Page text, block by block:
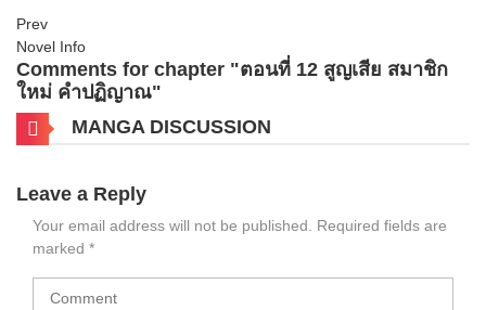
Prev
Novel Info
Comments for chapter "ตอนที่ 12 สูญเสีย สมาชิก
ใหม่ คำปฏิญาณ"
MANGA DISCUSSION
Leave a Reply
Your email address will not be published.
Required fields are
marked *